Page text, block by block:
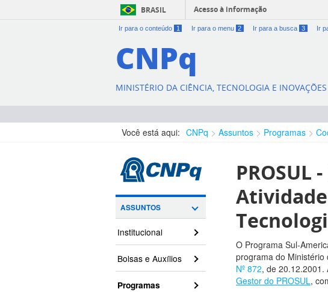
BRASIL Acesso à informação
Ir para o conteúdo 1 Ir para o menu 2 Ir para a busca 3 Ir
CNPq
MINISTÉRIO DA CIÊNCIA, TECNOLOGIA E INOVAÇÕES
Você está aqui: CNPq Assuntos Programas
ASSUNTOS
Institucional
Bolsas e Auxílios
Programas
PROSUL
O Programa Sul-
programa do Ministério
Nº 872, de 20.12.2001.
Gestor do PROSUL,